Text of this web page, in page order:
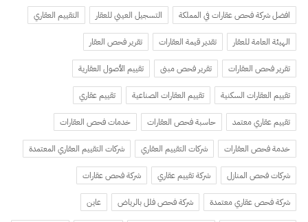
افضل شركة فحص عقارات في المملكة التسجيل العيني للعقار التقييم العقاري
الهيئة العامة للعقار تقدير قيمة العقارات تقرير فحص العقار
تقرير فحص العقارات تقرير فحص مبنى تقييم الأصول العقارية
تقييم العقارات السكنية تقييم العقارات الصناعية تقييم عقاري
تقييم عقاري معتمد حاسبة فحص العقارات خدمات فحص العقارات
خدمة فحص العقارات شركات التقييم العقاري شركات التقييم العقاري المعتمدة
شركات فحص المنازل شركة تقييم عقاري شركة فحص عقارات
شركة فحص عقاري معتمدة شركة فحص فلل بالرياض عاين